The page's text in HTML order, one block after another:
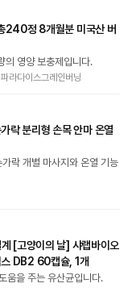
240정 8개월분 미국산 버
의 영양 보충제입니다.
라다이스그레인버닝
락 분리형 손목 안마 온열
락 개별 마사지와 온열 기능
[고양이의 날] 샤랩바이오
스 DB2 60캡슐, 1개
움을 주는 유산균입니다.